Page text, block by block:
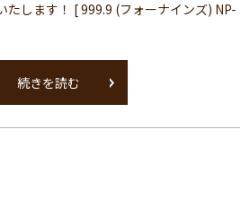
たします！ [ 999.9 (フォーナインズ) NP-
続きを読む